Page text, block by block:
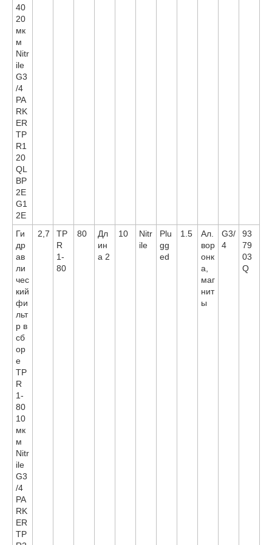
40
20
мк
м
Nitr
ile
G3
/4
PA
RK
ER
TP
R1
20
QL
BP
2E
G1
2E
Ги
др
ав
ли
чес
кий
фи
льт
р в
сб
ор
е
TP
R
1-
80
10
мк
м
Nitr
ile
G3
/4
PA
RK
ER
TP
2,7
TP
R
1-
80
80
Дл
ин
а 2
10
Nitr
ile
Plu
gg
ed
1.5
Ал.
вор
онк
а,
маг
нит
ы
G3/
4
93
79
03
Q